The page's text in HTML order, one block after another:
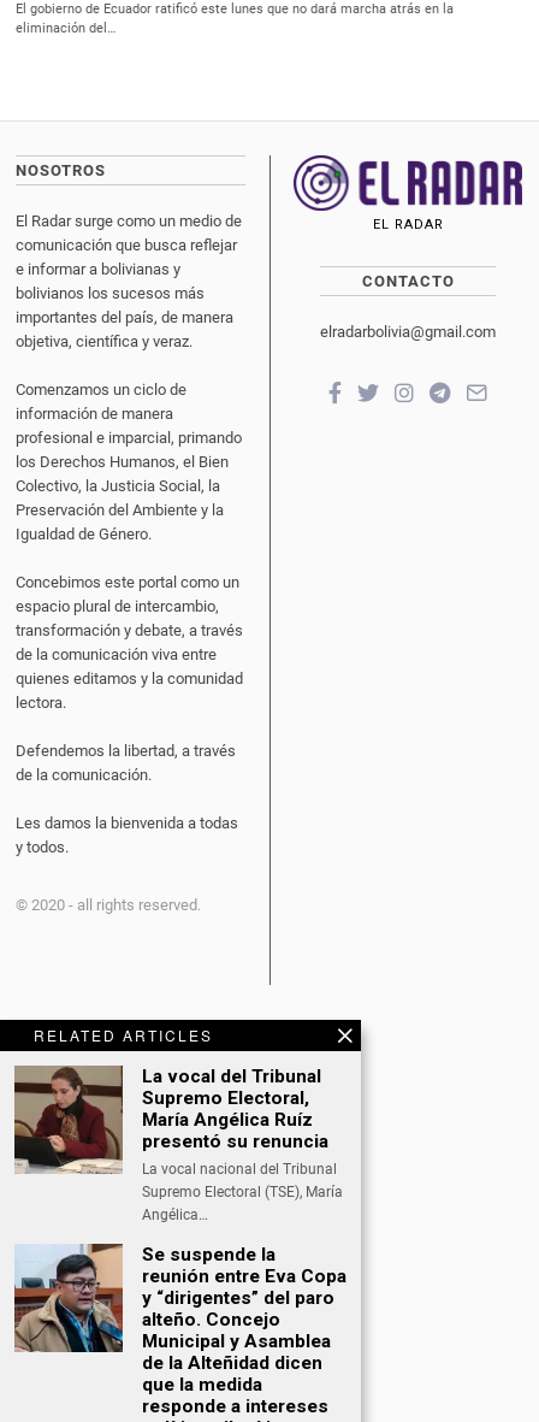
RELATED ARTICLES
La vocal del Tribunal
Supremo Electoral,
María Angélica Ruíz
presentó su renuncia
La vocal nacional del Tribunal
Supremo Electoral (TSE), María
Angélica…
Se suspende la
reunión entre Eva Copa
y “dirigentes” del paro
alteño. Concejo
Municipal y Asamblea
de la Alteñidad dicen
que la medida
responde a intereses
El gobierno de Ecuador ratificó este lunes que no dará marcha atrás en la
eliminación del…
NOSOTROS
El Radar surge como un medio de
comunicación que busca reflejar
e informar a bolivianas y
bolivianos los sucesos más
importantes del país, de manera
objetiva, científica y veraz.
Comenzamos un ciclo de
información de manera
profesional e imparcial, primando
los Derechos Humanos, el Bien
Colectivo, la Justicia Social, la
Preservación del Ambiente y la
Igualdad de Género.
Concebimos este portal como un
espacio plural de intercambio,
transformación y debate, a través
de la comunicación viva entre
quienes editamos y la comunidad
lectora.
Defendemos la libertad, a través
de la comunicación.
Les damos la bienvenida a todas
y todos.
© 2020 - all rights reserved.
EL RADAR
CONTACTO
elradarbolivia@gmail.com
CATEGORÍAS
BITCOIN NEWS
CULTURA
DEPORTES
ECONOMÍA
INTERNACIONAL